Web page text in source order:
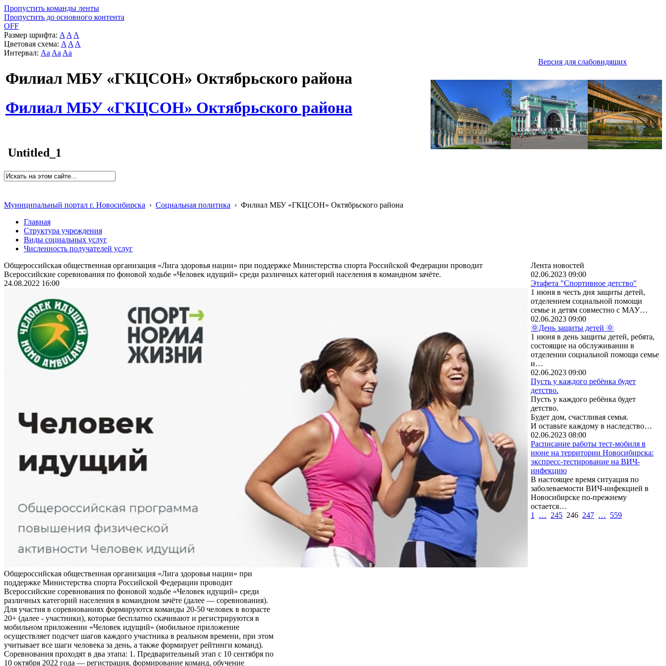
Пропустить команды ленты
Пропустить до основного контента
OFF
Размер шрифта: A A A
Цветовая схема: A A A
Интервал: Aa Aa Aa
Версия для слабовидящих
Филиал МБУ «ГКЦСОН» Октябрьского района
Филиал МБУ «ГКЦСОН» Октябрьского района
Untitled_1
Муниципальный портал г. Новосибирска › Социальная политика › Филиал МБУ «ГКЦСОН» Октябрьского района
Главная
Структура учреждения
Виды социальных услуг
Численность получателей услуг
Общероссийская общественная организация «Лига здоровья нации» при поддержке Министерства спорта Российской Федерации проводит
Всероссийские соревнования по фоновой ходьбе «Человек идущий» среди различных категорий населения в командном зачёте.
24.08.2022 16:00
Общероссийская общественная организация «Лига здоровья нации» при
поддержке Министерства спорта Российской Федерации проводит
Всероссийские соревнования по фоновой ходьбе «Человек идущий» среди
различных категорий населения в командном зачёте (далее — соревнования).
Для участия в соревнованиях формируются команды 20-50 человек в возрасте
20+ (далее - участники), которые бесплатно скачивают и регистрируются в
мобильном приложении «Человек идущий» (мобильное приложение
осуществляет подсчет шагов каждого участника в реальном времени, при этом
учитывает все шаги человека за день, а также формирует рейтинги команд).
Соревнования проходят в два этапа: 1. Предварительный этап с 10 сентября по
10 октября 2022 года — регистрация, формирование команд, обучение
Лента новостей
02.06.2023 09:00
Этафета "Спортивное детство"
1 июня в честь дня защиты детей,
отделением социальной помощи
семье и детям совместно с МАУ…
02.06.2023 09:00
🌞День защиты детей 🌞
1 июня в день защиты детей, ребята,
состоящие на обслуживании в
отделении социальной помощи семье
и…
02.06.2023 09:00
Пусть у каждого ребёнка будет
детство.
Пусть у каждого ребёнка будет
детство.
Будет дом, счастливая семья.
И оставьте каждому в наследство…
02.06.2023 08:00
Расписание работы тест-мобиля в
июне на территории Новосибирска:
экспресс-тестирование на ВИЧ-
инфекцию
В настоящее время ситуация по
заболеваемости ВИЧ-инфекцией в
Новосибирске по-прежнему
остается…
1
… 245 246 247 … 559